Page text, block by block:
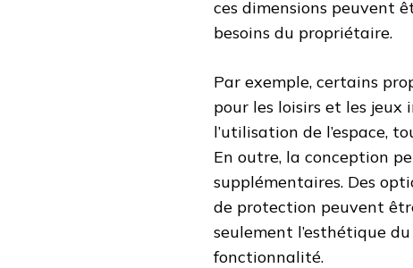
ces dimensions peuvent
besoins du propriétaire.
Par exemple, certains
pour les loisirs et les jeux
l’utilisation de l’espace,
En outre, la conception
supplémentaires. Des
de protection peuvent
seulement l’esthétique
fonctionnalité.